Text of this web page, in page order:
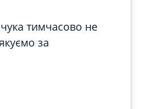
тимчасово не
за